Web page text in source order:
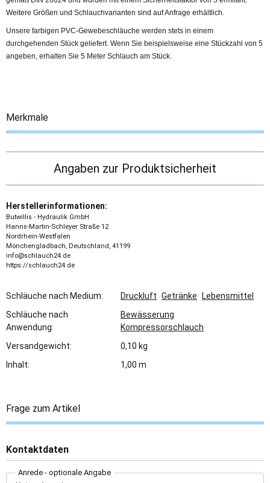
Weitere Größen und Schlauchvarianten sind auf Anfrage erhältlich.
Unsere farbigen PVC-Gewebeschläuche werden stets in einem
durchgehenden Stück geliefert. Wenn Sie beispielsweise eine Stückzahl von 5
angeben, erhalten Sie 5 Meter Schlauch am Stück.
Merkmale
Angaben zur Produktsicherheit
Herstellerinformationen:
Butwillis - Hydraulik GmbH
Hanns-Martin-Schleyer Straße 12
Nordrhein-Westfalen
Mönchengladbach, Deutschland, 41199
info@schlauch24.de
https://schlauch24.de
Schläuche nach Medium: Druckluft Getränke Lebensmittel
Schläuche nach
Anwendung:
Bewässerung
Kompressorschlauch
Versandgewicht:
0,10 kg
Inhalt:
1,00 m
Frage zum Artikel
Kontaktdaten
Anrede - optionale Angabe